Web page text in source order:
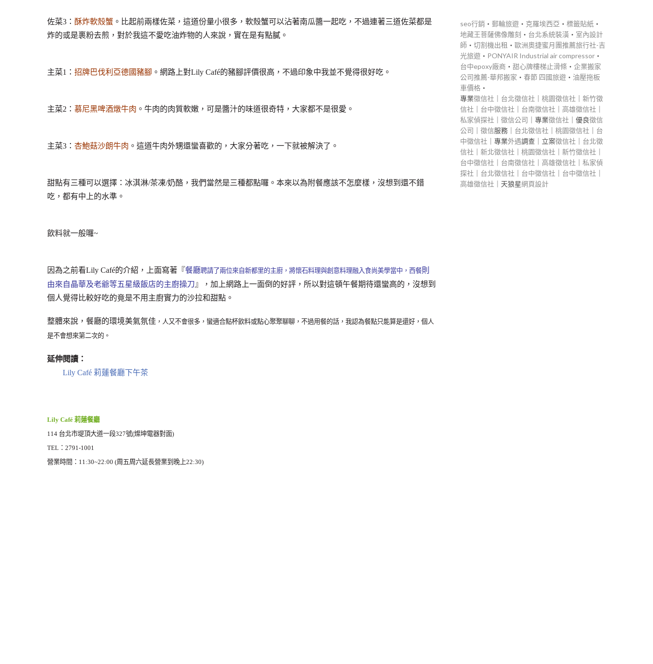
佐菜3： 酥炸軟殼蟹 。比起前兩樣佐菜，這道份量小很多，軟殼蟹可以沾著南瓜醬一起吃，不過連著三道佐菜都是
炸的或是裹粉去煎，對於我這不愛吃油炸物的人來說，實在是有點膩。
主菜1： 招牌巴伐利亞德國豬腳 。網路上對Lily Café的豬腳評價很高，不過印象中我並不覺得很好吃。
主菜2： 慕尼黑啤酒燉牛肉 。牛肉的肉質軟嫩，可是醬汁的味道很奇特，大家都不是很愛。
主菜3： 杏鮑菇沙朗牛肉 。這道牛肉外甥還蠻喜歡的，大家分著吃，一下就被解決了。
甜點有三種可以選擇：冰淇淋/茶凍/奶酪，我們當然是三種都點囉。本來以為附餐應該不怎麼樣，沒想到還不錯
吃，都有中上的水準。
飲料就一般囉~
因為之前看Lily Café的介紹，上面寫著『餐廳聘請了兩位來自新都里的主廚，將懷石料理與創意料理融入食尚美學當中，西餐則
由來自晶華及老爺等五星級飯店的主廚操刀 』，加上網路上一面倒的好評，所以對這頓午餐期待還蠻高的，沒想到
個人覺得比較好吃的竟是不用主廚實力的沙拉和甜點。
整體來說，餐廳的環境美氣氛佳 ，人又不會很多，蠻適合點杯飲料或點心聚聚聊聊，不過用餐的話，我認為餐點只能算是還好，個人
是不會想來第二次的。
延伸閱讀：
Lily Café 莉蓮餐廳下午茶
Lily Café 莉蓮餐廳
114 台北市堤頂大道一段327號(燦坤電器對面)
TEL：2791-1001
營業時間：11:30~22:00 (周五周六延長營業到晚上22:30)
seo行銷 ‧ 郵輪旅遊 ‧ 克羅埃西亞 ‧ 標籤貼紙 ‧
地藏王菩薩佛像雕刻 ‧ 台北系統裝潢 ‧ 室內設計
師 ‧ 切割機出租 ‧ 歐洲奧捷蜜月團推薦旅行社-吉
光旅遊 ‧ PONYAIR Industrial air compressor ‧
台中epoxy廠商 ‧ 甜心牌樓梯止滑條 ‧ 企業搬家
公司推薦-華邦搬家 ‧ 春節 四國旅遊 ‧ 油壓拖板
車價格 ‧
專業徵信社 台北徵信社 桃園徵信社
新竹徵
信社
台中徵信社 台南徵信社 高雄徵信社
私家偵探社
徵信公司 ｜專業徵信社 ｜優良徵信
公司
徵信服務｜ 台北徵信社 桃園徵信社
台
中徵信社 ｜專業外遇調查｜立案徵信社
台北徵
信社
新北徵信社 桃園徵信社 新竹徵信社
台中徵信社
台南徵信社 高雄徵信社
私家偵
探社
台北徵信社 台中徵信社 台中徵信社
高雄徵信社 ｜天狼星網頁設計